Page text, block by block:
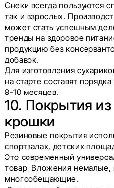
Снеки всегда пользуются
так и взрослых.
может стать успешным
тренды на здоровое
продукцию без
добавок.
Для изготовления
на старте составят
8-10 месяцев.
10. Покрытия
крошки
Резиновые покрытия
спортзалах, детских
Это современный
товар. Вложения немалые,
многообещающие.